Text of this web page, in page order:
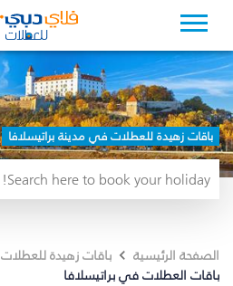
باقات زهيدة للعطلات في مدينة براتيسلافا
الصفحة الرئيسية باقات زهيدة للعطلات
باقات العطلات في براتيسلافا